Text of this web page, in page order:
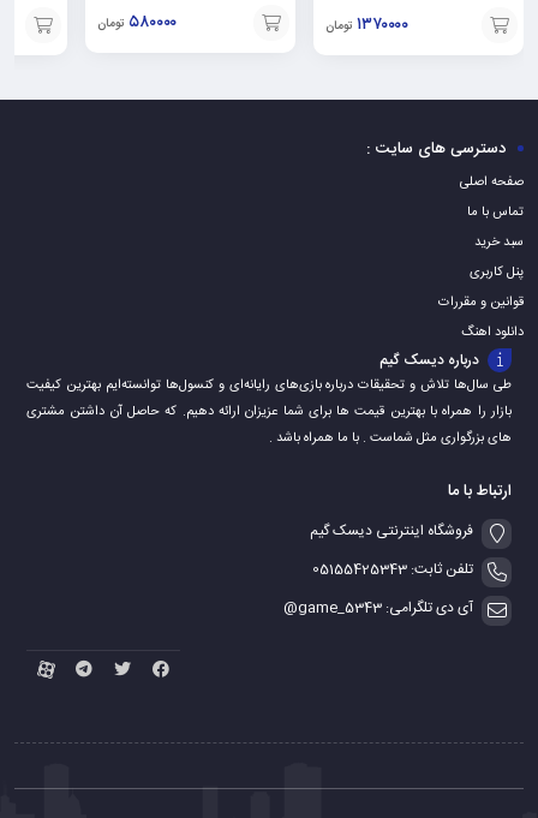
۱۳۷۰۰۰۰ تومان
افزودن
به
۵۸۰۰۰۰ تومان
افزودن
به
افزودن
به
دسترسی های سایت :
صفحه اصلی
تماس با ما
سبد خرید
پنل کاربری
قوانین و مقررات
دانلود اهنگ
درباره دیسک گیم
طی سال‌ها تلاش و تحقیقات درباره بازی‌های رایانه‌ای و کنسول‌ها توانسته‌ایم بهترین کیفیت
بازار را همراه با بهترین قیمت ها برای شما عزیزان ارائه دهیم. که حاصل آن داشتن مشتری
های بزرگواری مثل شماست . با ما همراه باشد .
ارتباط با ما
فروشگاه اینترنتی دیسک گیم
تلفن ثابت: 05155425343
آی دی تلگرامی: game_5343@